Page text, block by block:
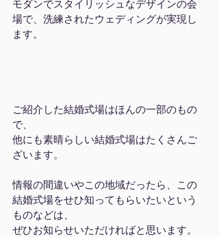
モダンでスタイリッシュなデザインの会
場で、洗練されたウェディングが実現し
ます。
ご紹介した結婚式場はほんの一部のもの
で、
他にも素晴らしい結婚式場はたくさんご
ざいます。
情報の間違いやこの地域だったら、この
結婚式場をせひ知ってもらいたいという
ものなどは、
ぜひお知らせいただければと思います。